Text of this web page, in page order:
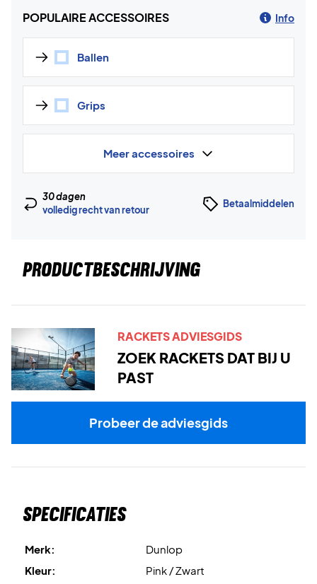
POPULAIRE ACCESSOIRES Info
Ballen
Grips
Meer accessoires
30 dagen
volledig recht van retour
Betaalmiddelen
PRODUCTBESCHRIJVING
RACKETS ADVIESGIDS
ZOEK RACKETS DAT BIJ U
PAST
Probeer de adviesgids
Specificaties
Merk:
Dunlop
Kleur:
Pink / Zwart